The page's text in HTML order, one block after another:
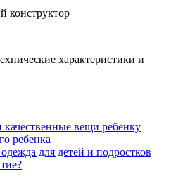
конструктор
характеристики и
вещи ребенку
ребенка
для детей и подростков